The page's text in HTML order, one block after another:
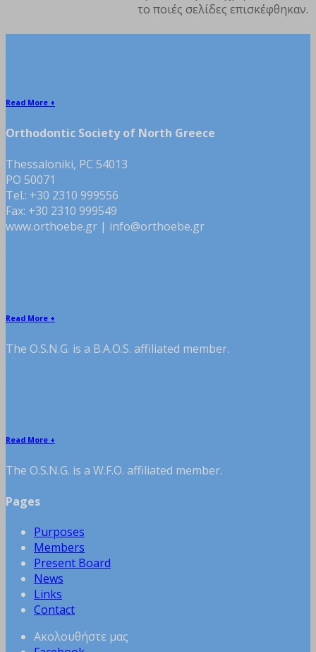
το ποιές σελίδες επισκέφθηκαν.
Read More +
Orthodontic Society of North Greece
Thessaloniki, PC 54013
PO 50071
Tel.: +30 2310 999556
Fax: +30 2310 999549
www.orthoebe.gr | info@orthoebe.gr
Read More +
The O.S.N.G. is a B.A.O.S. affiliated member.
Read More +
The O.S.N.G. is a W.F.O. affiliated member.
Pages
Purposes
Members
Present Board
News
Links
Contact
Ακολουθήστε μας